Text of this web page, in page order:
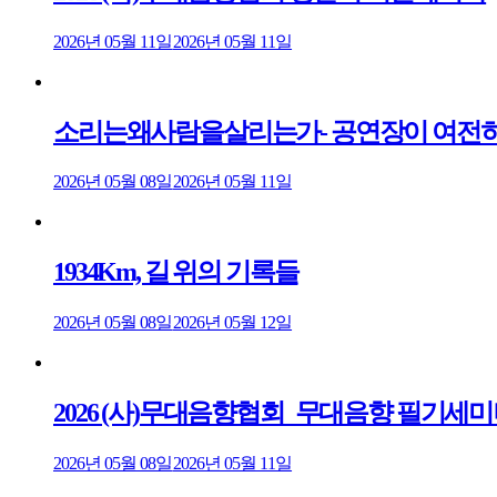
2026년 05월 11일2026년 05월 11일
소리는왜사람을살리는가- 공연장이 여전
2026년 05월 08일2026년 05월 11일
1934Km, 길 위의 기록들
2026년 05월 08일2026년 05월 12일
2026 (사)무대음향협회_무대음향 필기세
2026년 05월 08일2026년 05월 11일